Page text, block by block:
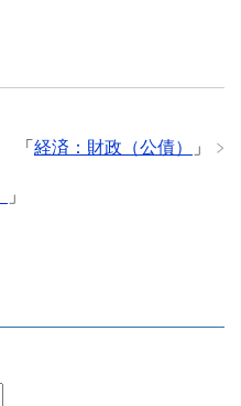
「 経済：財政（公債） 」
」